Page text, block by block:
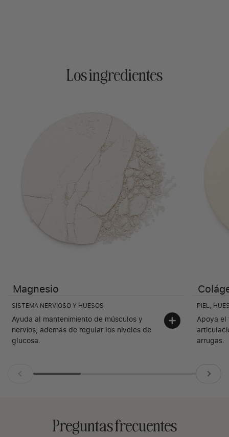
Los ingredientes
Magnesio
SISTEMA NERVIOSO Y HUESOS
Ayuda al mantenimiento de músculos y
nervios, además de regular los niveles de
glucosa.
PIEL,
Apoya el
arrugas.
Preguntas frecuentes